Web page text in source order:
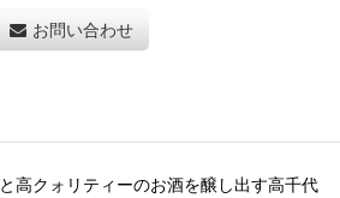
お問い合わせ
高クォリティーのお酒を醸し出す高千代